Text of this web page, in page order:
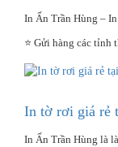
In Ấn Trần Hùng –
⭐ Gửi hàng các tỉnh
In tờ rơi giá rẻ
In Ấn Trần Hùng là